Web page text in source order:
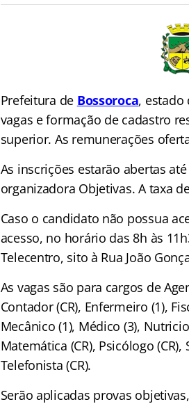
Prefeitura de Bossoroca, estado
vagas e formação de cadastro
superior. As remunerações
As inscrições estarão abertas
organizadora Objetivas. A taxa
Caso o candidato não possua
acesso, no horário das 8h às
Telecentro, sito à Rua João
As vagas são para cargos de
Contador (CR), Enfermeiro (1),
Mecânico (1), Médico (3),
Matemática (CR), Psicólogo
Telefonista (CR).
Serão aplicadas provas